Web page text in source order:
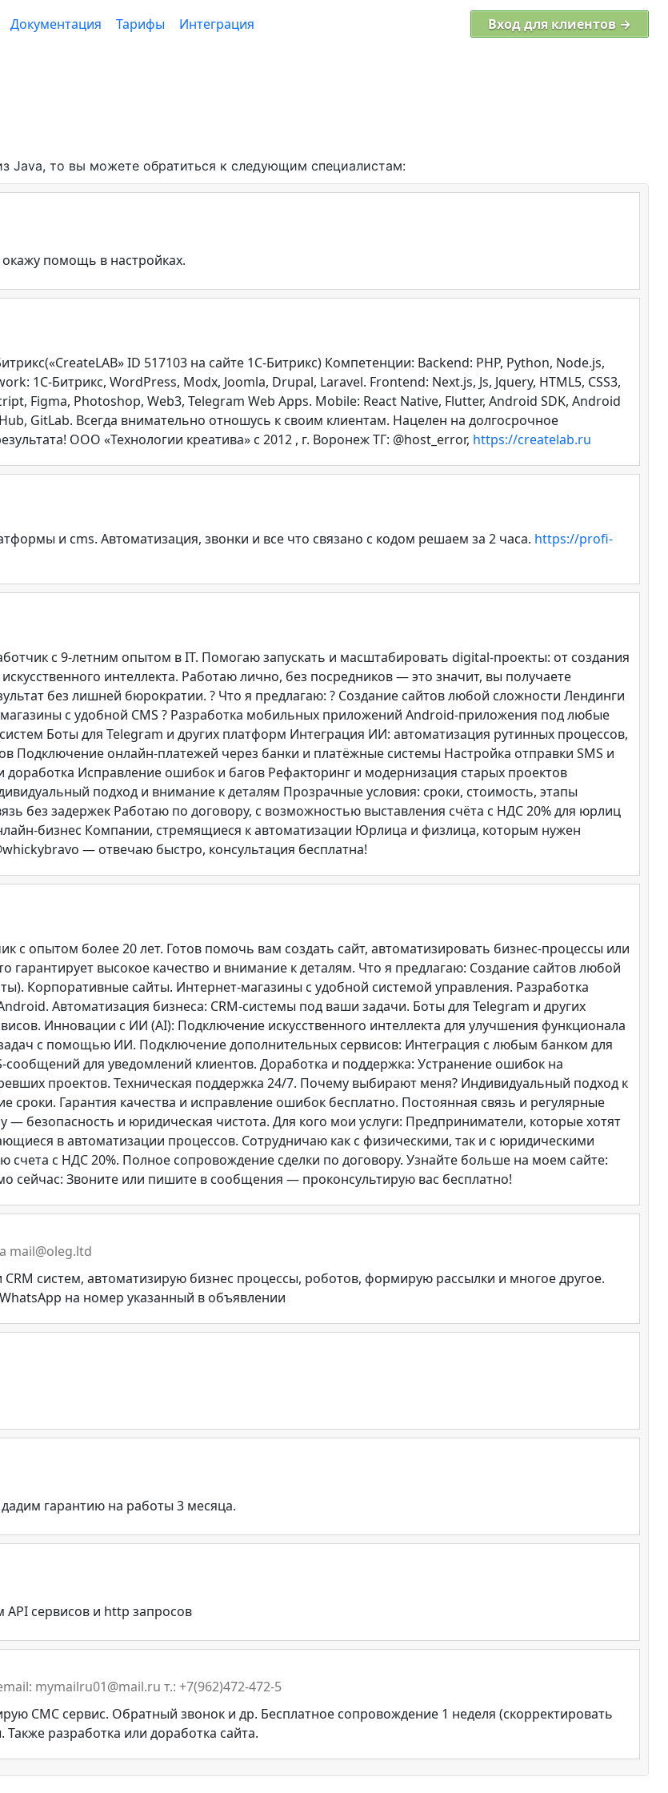
Документация Тарифы Интеграция Вход для клиентов →
то вы можете обратиться к следующим специалистам:
помощь в настройках.
ID 517103 на сайте 1С-Битрикс) Компетенции: Backend: PHP, Python, Node.js,
1C-Битрикс, WordPress, Modx, Joomla, Drupal, Laravel. Frontend: Next.js, Js, Jquery, HTML5, CSS3,
Figma, Photoshop, Web3, Telegram Web Apps. Mobile: React Native, Flutter, Android SDK, Android
GitLab. Всегда внимательно отношусь к своим клиентам. Нацелен на долгосрочное
ООО «Технологии креатива» c 2012 , г. Воронеж ТГ: @host_error, https://createlab.ru
и cms. Автоматизация, звонки и все что связано с кодом решаем за 2 часа. https://profi-
с 9-летним опытом в IT. Помогаю запускать и масштабировать digital-проекты: от создания
интеллекта. Работаю лично, без посредников — это значит, вы получаете
без лишней бюрократии. ? Что я предлагаю: ? Создание сайтов любой сложности Лендинги
с удобной CMS ? Разработка мобильных приложений Android-приложения под любые
Боты для Telegram и других платформ Интеграция ИИ: автоматизация рутинных процессов,
Подключение онлайн-платежей через банки и платёжные системы Настройка отправки SMS и
Исправление ошибок и багов Рефакторинг и модернизация старых проектов
подход и внимание к деталям Прозрачные условия: сроки, стоимость, этапы
без задержек Работаю по договору, с возможностью выставления счёта с НДС 20% для юрлиц
бизнес Компании, стремящиеся к автоматизации Юрлица и физлица, которым нужен
— отвечаю быстро, консультация бесплатна!
с опытом более 20 лет. Готов помочь вам создать сайт, автоматизировать бизнес-процессы или
гарантирует высокое качество и внимание к деталям. Что я предлагаю: Создание сайтов любой
Корпоративные сайты. Интернет-магазины с удобной системой управления. Разработка
Автоматизация бизнеса: CRM-системы под ваши задачи. Боты для Telegram и других
Инновации с ИИ (AI): Подключение искусственного интеллекта для улучшения функционала
с помощью ИИ. Подключение дополнительных сервисов: Интеграция с любым банком для
сообщений для уведомлений клиентов. Доработка и поддержка: Устранение ошибок на
проектов. Техническая поддержка 24/7. Почему выбирают меня? Индивидуальный подход к
сроки. Гарантия качества и исправление ошибок бесплатно. Постоянная связь и регулярные
безопасность и юридическая чистота. Для кого мои услуги: Предприниматели, которые хотят
в автоматизации процессов. Сотрудничаю как с физическими, так и с юридическими
счета с НДС 20%. Полное сопровождение сделки по договору. Узнайте больше на моем сайте:
сейчас: Звоните или пишите в сообщения — проконсультирую вас бесплатно!
mail@oleg.ltd
систем, автоматизирую бизнес процессы, роботов, формирую рассылки и многое другое.
на номер указанный в объявлении
гарантию на работы 3 месяца.
сервисов и http запросов
mymailru01@mail.ru т.: +7(962)472-472-5
СМС сервис. Обратный звонок и др. Бесплатное сопровождение 1 неделя (скорректировать
разработка или доработка сайта.